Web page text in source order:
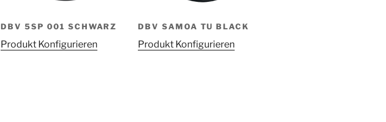
DBV 5SP 001 SCHWARZ
Produkt Konfigurieren
DBV SAMOA TU BLACK
Produkt Konfigurieren